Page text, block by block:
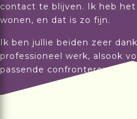
contact te blijven. Ik heb
wonen, en dat is zo fijn.
Ik ben jullie beiden zeer
professioneel werk, alsook
passende confronterende